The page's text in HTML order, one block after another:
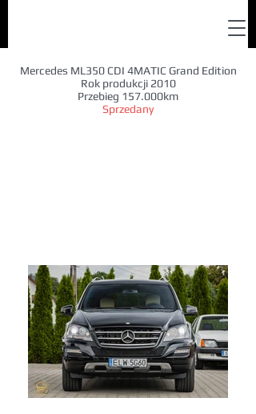
Mercedes ML350 CDI 4MATIC Grand Edition
Rok produkcji 2010
Przebieg 157.000km
Sprzedany